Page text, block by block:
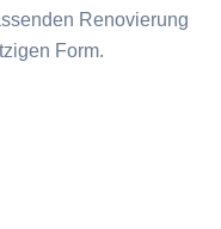
Renovierung
Form.